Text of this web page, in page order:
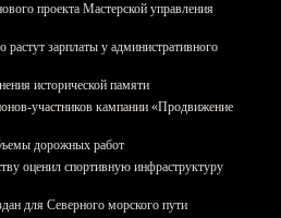
проекта Мастерской управления
растут зарплаты у административного
исторической памяти
участников кампании «Продвижение
дорожных работ
оценил спортивную инфраструктуру
для Северного морского пути